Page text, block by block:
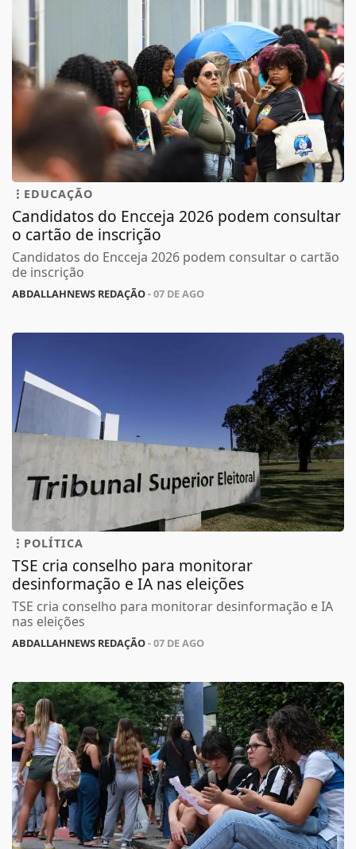
EDUCAÇÃO
Candidatos do Encceja 2026 podem consultar
o cartão de inscrição
Candidatos do Encceja 2026 podem consultar o cartão
de inscrição
ABDALLAHNEWS REDAÇÃO- 07 DE AGO
POLÍTICA
TSE cria conselho para monitorar
desinformação e IA nas eleições
TSE cria conselho para monitorar desinformação e IA
nas eleições
ABDALLAHNEWS REDAÇÃO- 07 DE AGO